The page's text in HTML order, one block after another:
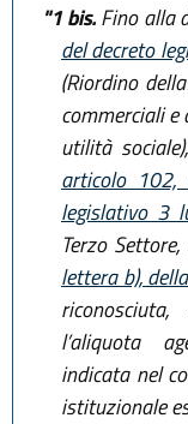
"1 bis.Fino alla
del decreto
(Riordino
commerciali
utilità
articolo 102,
legislativo 3
Terzo
lettera b),
l’aliquota
indicata nel
istituzionale